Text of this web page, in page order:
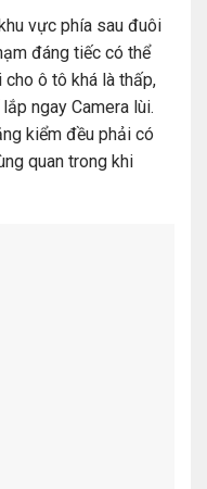
vực phía sau đuôi
đáng tiếc có thể
ô tô khá là thấp,
ngay Camera lùi.
kiểm đều phải có
quan trong khi